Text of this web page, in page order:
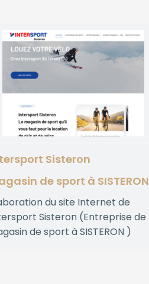
Sisteron
de sport à SISTERON
du site Internet de
Sisteron (Entreprise de
de sport à SISTERON )